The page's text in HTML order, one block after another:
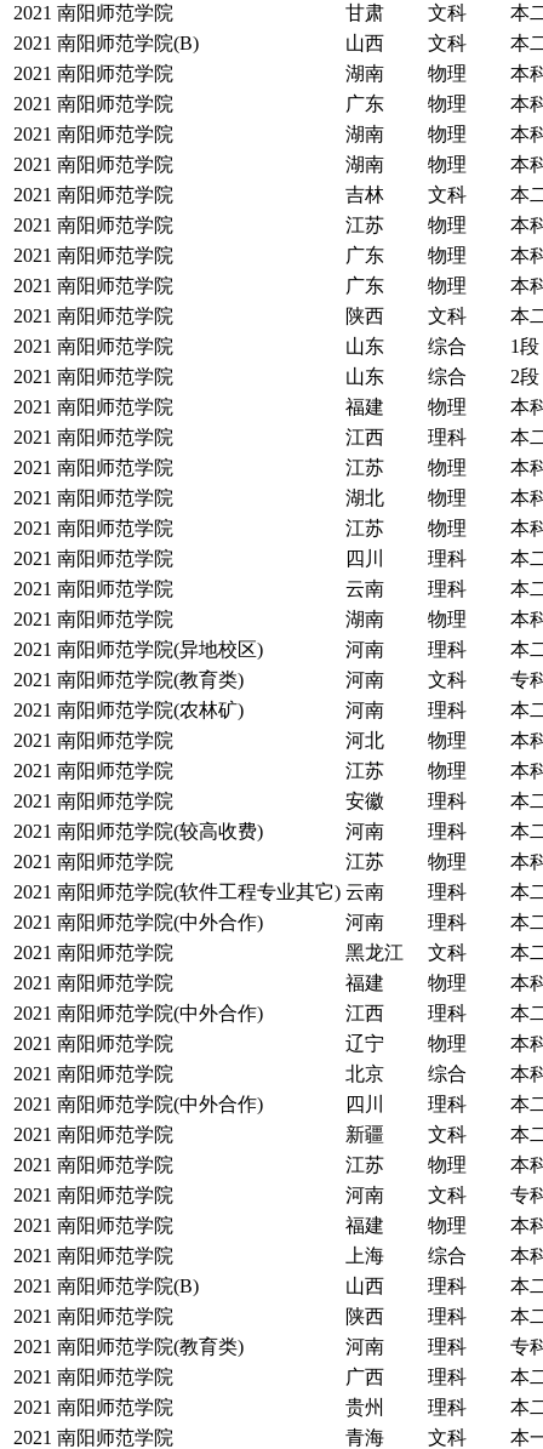
2021 南阳师范学院 甘肃 文科
本
2021 南阳师范学院(B) 山西 文科
本
2021 南阳师范学院 湖南 物理
本
2021 南阳师范学院 广东 物理
本
2021 南阳师范学院 湖南 物理
本
2021 南阳师范学院 湖南 物理
本
2021 南阳师范学院 吉林 文科
本
2021 南阳师范学院 江苏 物理
本
2021 南阳师范学院 广东 物理
本
2021 南阳师范学院 广东 物理
本
2021 南阳师范学院 陕西 文科
本
2021 南阳师范学院 山东 综合
1段
2021 南阳师范学院 山东 综合
2段
2021 南阳师范学院 福建 物理
本
2021 南阳师范学院 江西 理科
本
2021 南阳师范学院 江苏 物理
本
2021 南阳师范学院 湖北 物理
本
2021 南阳师范学院 江苏 物理
本
2021 南阳师范学院 四川 理科
本
2021 南阳师范学院 云南 理科
本
2021 南阳师范学院 湖南 物理
本
2021 南阳师范学院(异地校区) 河南 理科
本
2021 南阳师范学院(教育类) 河南 文科
专
2021 南阳师范学院(农林矿) 河南 理科
本
2021 南阳师范学院 河北 物理
本
2021 南阳师范学院 江苏 物理
本
2021 南阳师范学院 安徽 理科
本
2021 南阳师范学院(较高收费) 河南 理科
本
2021 南阳师范学院 江苏 物理
本
2021 南阳师范学院(软件工程专业其它) 云南 理科
本
2021 南阳师范学院(中外合作) 河南 理科
本
2021 南阳师范学院 黑龙江 文科
本
2021 南阳师范学院 福建 物理
本
2021 南阳师范学院(中外合作) 江西 理科
本
2021 南阳师范学院 辽宁 物理
本
2021 南阳师范学院 北京 综合
本
2021 南阳师范学院(中外合作) 四川 理科
本
2021 南阳师范学院 新疆 文科
本
2021 南阳师范学院 江苏 物理
本
2021 南阳师范学院 河南 文科
专
2021 南阳师范学院 福建 物理
本
2021 南阳师范学院 上海 综合
本
2021 南阳师范学院(B) 山西 理科
本
2021 南阳师范学院 陕西 理科
本
2021 南阳师范学院(教育类) 河南 理科
专
2021 南阳师范学院 广西 理科
本
2021 南阳师范学院 贵州 理科
本
2021 南阳师范学院 青海 文科
本